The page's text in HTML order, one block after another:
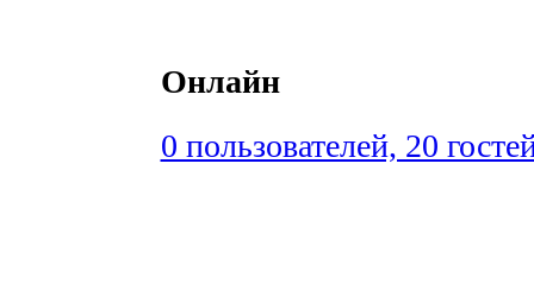
Онлайн
0 пользователей, 20